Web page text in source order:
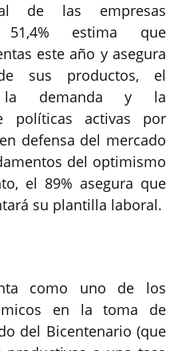
de las empresas
51,4% estima que
este año y asegura
sus productos, el
la demanda y la
políticas activas por
defensa del mercado
del optimismo
el 89% asegura que
su plantilla laboral.
como uno de los
en la toma de
del Bicentenario (que